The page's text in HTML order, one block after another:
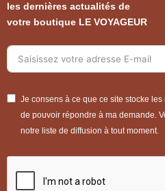
les dernières actualités de
votre boutique LE VOYAGEUR
Je consens à ce que ce site stocke
de pouvoir répondre à ma demande.
notre liste de diffusion à tout moment.